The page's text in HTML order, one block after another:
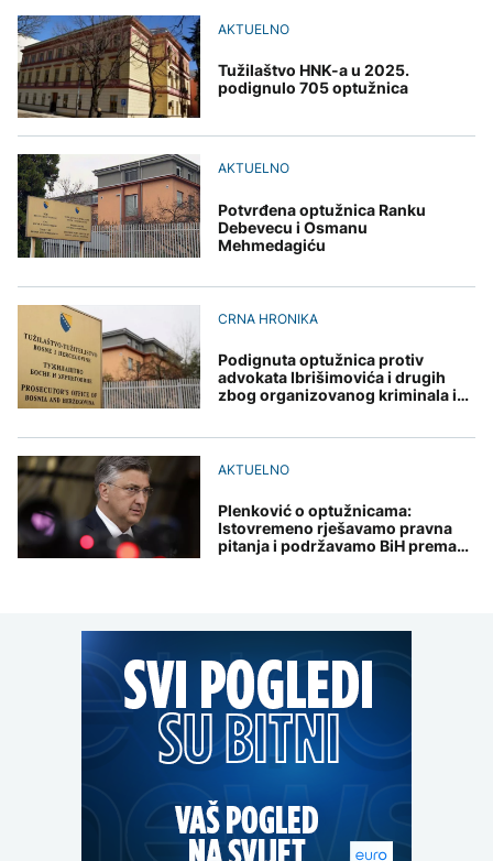
DRUŠTVO
Veliki uspjeh sarajevskih
planinara, osvojili najviši
vrh Turske
Nuklearka Krško
zbog niskog vodostaja i
visokih temperatura
evakuisano skoro
30.000 ljudi
FOKUS
Da li su Trump i Hegseth
obratio naciji
albumu
ZDRAVLJE
prijeti širenje u Evropi?
AKTUELNO
Tužilaštvo HNK-a u 2025.
podignulo 705 optužnica
AKTUELNO
Potvrđena optužnica Ranku
Debevecu i Osmanu
Mehmedagiću
CRNA HRONIKA
Podignuta optužnica protiv
advokata Ibrišimovića i drugih
zbog organizovanog kriminala i
AKTUELNO
Plenković o optužnicama:
Istovremeno rješavamo pravna
pitanja i podržavamo BiH prema